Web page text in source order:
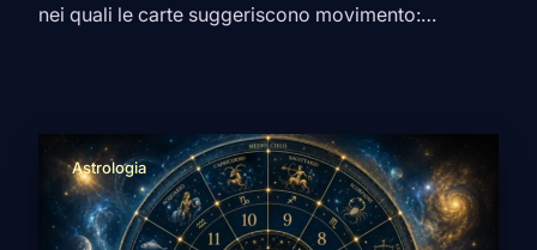
nei quali le carte suggeriscono movimento:
Arcani Maggiori ce ne sono almeno tre che, pur
raccontando il cambiamento […]
Astrologia